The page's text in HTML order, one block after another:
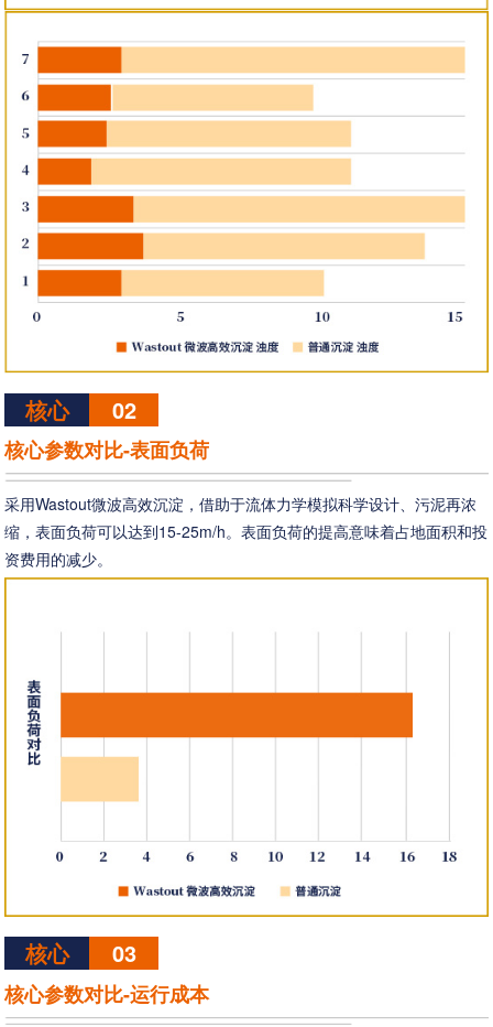
核心 02
核心参数对比-表面负荷
采用Wastout微波高效沉淀，借助于流体力学模拟科学设计、污泥再浓
缩，表面负荷可以达到15-25m/h。表面负荷的提高意味着占地面积和投
资费用的减少。
核心 03
核心参数对比-运行成本